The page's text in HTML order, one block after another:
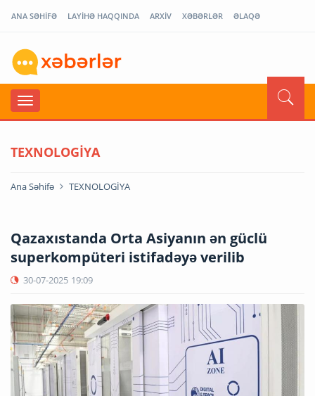
ANA SƏHİFƏ LAYİHƏ HAQQINDA ARXİV XƏBƏRLƏR ƏLAQƏ
TEXNOLOGİYA
Ana Səhifə TEXNOLOGİYA
Qazaxıstanda Orta Asiyanın ən güclü
superkompüteri istifadəyə verilib
30-07-2025 19:09